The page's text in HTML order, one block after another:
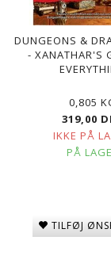
DUNGEONS &
- XANATHAR'S
0,805
319,00
IKKE PÅ
PÅ
TILFØJ